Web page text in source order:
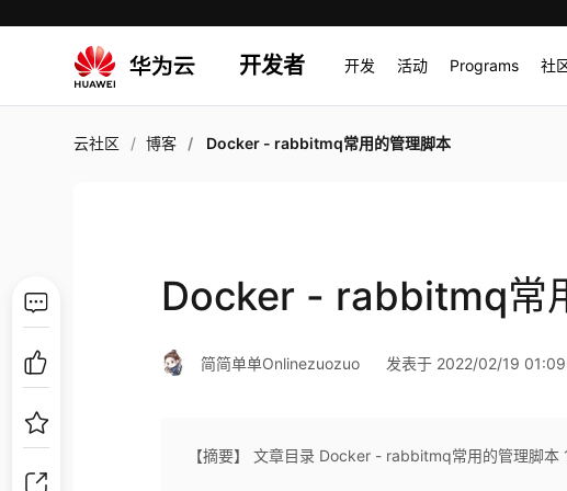
开发者 开发 活动 Programs 社
云社区 博客 Docker - rabbitmq常用的管理脚本
Docker - rabbitmq常
简简单单Onlinezuozuo 发表于 2022/02/19
【摘要】 文章目录 Docker - rabbitmq常用的管理脚本